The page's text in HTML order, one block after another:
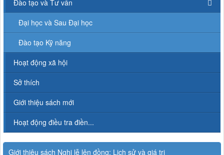
Đào tạo và Tư vấn
Đại học và Sau Đại học
Đào tạo Kỹ năng
Hoạt động xã hội
Sở thích
Giới thiệu sách mới
Hoạt động điều tra điền...
Giới thiệu sách Nghi lễ lên đồng: Lịch sử và giá trị